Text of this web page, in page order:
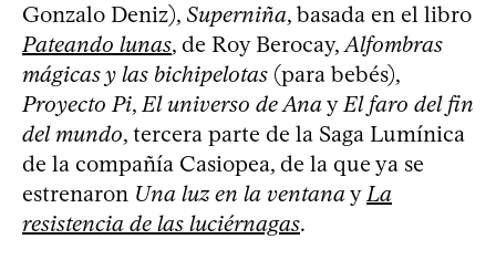
Gonzalo Deniz), Superniña, basada en el libro
Pateando lunas, de Roy Berocay,Alfombras
mágicas y las bichipelotas (para bebés),
Proyecto Pi,El universo de AnayEl faro del fin
del mundo, tercera parte de la Saga Lumínica
de la compañía Casiopea, de la que ya se
estrenaron Una luz en la ventanayLa
resistencia de las luciérnagas.